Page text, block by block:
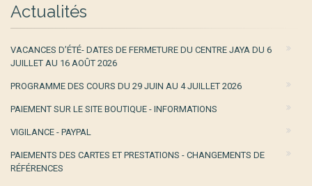
Actualités
VACANCES D’ÉTÉ- DATES DE FERMETURE DU CENTRE JAYA DU 6
JUILLET AU 16 AOÛT 2026
PROGRAMME DES COURS DU 29 JUIN AU 4 JUILLET 2026
PAIEMENT SUR LE SITE BOUTIQUE - INFORMATIONS
VIGILANCE - PAYPAL
PAIEMENTS DES CARTES ET PRESTATIONS - CHANGEMENTS DE
RÉFÉRENCES